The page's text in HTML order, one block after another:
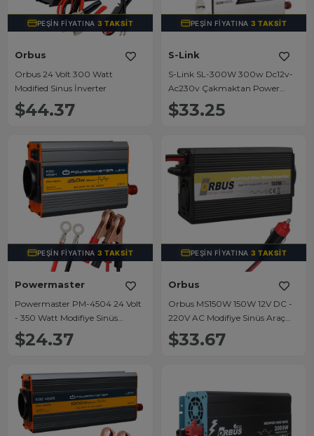
PEŞIN FIYATINA3 TAKSIT
Orbus
Orbus 24 Volt 300 Watt
Modified Sinus İnverter
$44.37
PEŞIN FIYATINA3 TAKSIT
S-Link
S-Link SL-300W 300w Dc12v-
Ac230v Çakmaktan Power
İnverter
$33.25
PEŞIN FIYATINA3 TAKSIT
Powermaster
Powermaster PM-4504 24 Volt
- 350 Watt Modifiye Sinüs
İnvertör
$24.37
PEŞIN FIYATINA3 TAKSIT
Orbus
Orbus MS150W 150W 12V DC -
220V AC Modifiye Sinüs Araç
Çakmaklık İnverteri
$33.67